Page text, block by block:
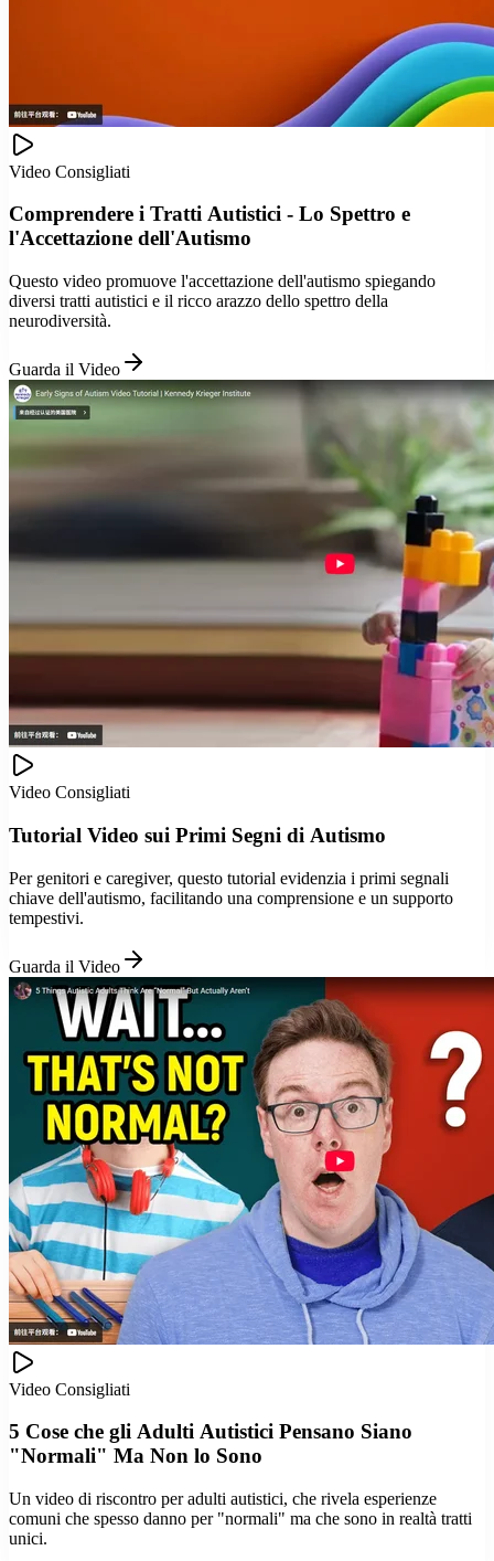
Video Consigliati
Comprendere i Tratti Autistici - Lo Spettro e
l'Accettazione dell'Autismo
Questo video promuove l'accettazione dell'autismo spiegando
diversi tratti autistici e il ricco arazzo dello spettro della
neurodiversità.
Guarda il Video
Video Consigliati
Tutorial Video sui Primi Segni di Autismo
Per genitori e caregiver, questo tutorial evidenzia i primi segnali
chiave dell'autismo, facilitando una comprensione e un supporto
tempestivi.
Guarda il Video
Video Consigliati
5 Cose che gli Adulti Autistici Pensano Siano
"Normali" Ma Non lo Sono
Un video di riscontro per adulti autistici, che rivela esperienze
comuni che spesso danno per "normali" ma che sono in realtà tratti
unici.